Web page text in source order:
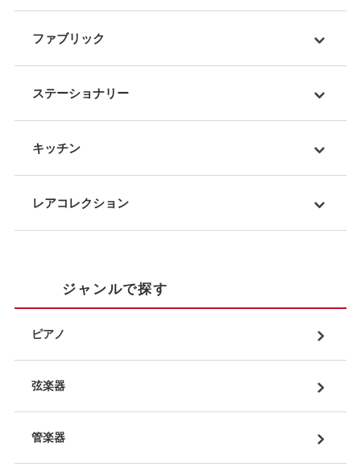
ファブリック
ステーショナリー
キッチン
レアコレクション
ジャンルで探す
ピアノ
弦楽器
管楽器